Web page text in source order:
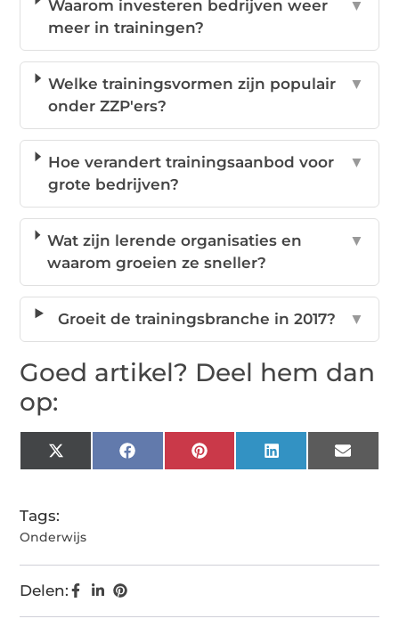
Waarom investeren bedrijven weer
meer in trainingen?
▼
Welke trainingsvormen zijn populair
onder ZZP'ers?
▼
Hoe verandert trainingsaanbod voor
grote bedrijven?
▼
Wat zijn lerende organisaties en
waarom groeien ze sneller?
▼
Groeit de trainingsbranche in 2017? ▼
Goed artikel? Deel hem dan
op:
X
(Twitter)
FacebookPinterestLinkedIn Email
Tags:
Onderwijs
Delen: